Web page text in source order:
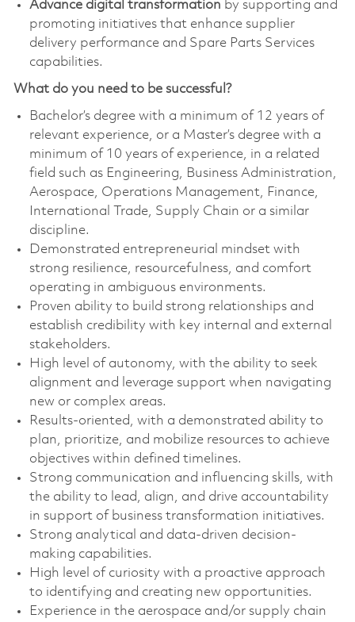
Advance digital transformation by supporting and
promoting initiatives that enhance supplier
delivery performance and Spare Parts Services
capabilities.
What do you need to be successful?
Bachelor’s degree with a minimum of 12 years of
relevant experience, or a Master’s degree with a
minimum of 10 years of experience, in a related
field such as Engineering, Business Administration,
Aerospace, Operations Management, Finance,
International Trade, Supply Chain or a similar
discipline.
Demonstrated entrepreneurial mindset with
strong resilience, resourcefulness, and comfort
operating in ambiguous environments.
Proven ability to build strong relationships and
establish credibility with key internal and external
stakeholders.
High level of autonomy, with the ability to seek
alignment and leverage support when navigating
new or complex areas.
Results-oriented, with a demonstrated ability to
plan, prioritize, and mobilize resources to achieve
objectives within defined timelines.
Strong communication and influencing skills, with
the ability to lead, align, and drive accountability
in support of business transformation initiatives.
Strong analytical and data-driven decision-
making capabilities.
High level of curiosity with a proactive approach
to identifying and creating new opportunities.
Experience in the aerospace and/or supply chain